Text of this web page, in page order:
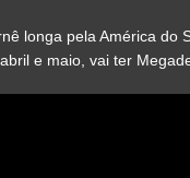
longa pela América
e maio, vai ter